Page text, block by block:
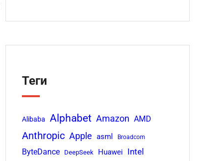
Теги
Alibaba Alphabet Amazon AMD
Anthropic Apple asml Broadcom
ByteDance DeepSeek Huawei Intel